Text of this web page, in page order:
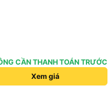
CẦN THANH TOÁN TRƯỚC
Xem giá